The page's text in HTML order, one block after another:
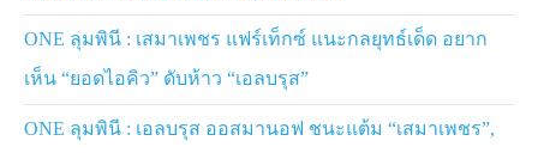
โดยแฝดพี่ “ โยฮัน
” เก็บชัยชนะมา 5 ไฟต์ก่อนจะเพิ่งสะดุด
พ่ายครั้งแรกในไฟต์ล่าสุด ขณะที่คนน้อง “
จอร์แดน
สถิติไร้พ่าย 2 ไฟต์ ซึ่งทาง “เสมาเพชร
พัฒนาทักษะมวยไทยได้อีกมาก
ONE ลุมพินี : เสมาเพชร แฟร์เท็กซ์ แนะกลยุทธ์เด็ด อยาก
เห็น “ยอดไอคิว” ดับห้าว “เอลบรุส”
ONE ลุมพินี : เอลบรุส ออสมานอฟ ชนะแต้ม “เสมาเพชร”,